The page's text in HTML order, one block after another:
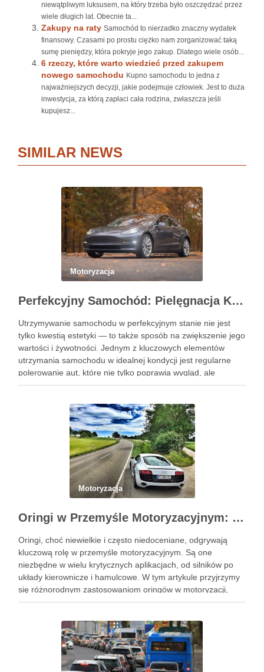
niewątpliwym luksusem, na który trzeba było oszczędzać przez
wiele długich lat. Obecnie ta...
Zakupy na raty Samochód to nierzadko znaczny wydatek
finansowy. Czasami po prostu ciężko nam zorganizować taką
sumę pieniędzy, która pokryje jego zakup. Dlatego wiele osób...
6 rzeczy, które warto wiedzieć przed zakupem
nowego samochodu Kupno samochodu to jedna z
najważniejszych decyzji, jakie podejmuje człowiek. Jest to duża
inwestycja, za którą zapłaci cała rodzina, zwłaszcza jeśli
kupujesz...
SIMILAR NEWS
Motoryzacja
Perfekcyjny Samochód: Pielęgnacja Krok po Kroku
Utrzymywanie samochodu w perfekcyjnym stanie nie jest
tylko kwestią estetyki — to także sposób na zwiększenie jego
wartości i żywotności. Jednym z kluczowych elementów
utrzymania samochodu w idealnej kondycji jest regularne
polerowanie aut, które nie tylko poprawia wygląd, ale
również chroni lakier. Poniżej znajdziesz kompleksowy
Motoryzacja
Oringi w Przemyśle Motoryzacyjnym: Kluczowe Zastosowania i Specyficzne Wymagania
Oringi, choć niewielkie i często niedoceniane, odgrywają
kluczową rolę w przemyśle motoryzacyjnym. Są one
niezbędne w wielu krytycznych aplikacjach, od silników po
układy kierownicze i hamulcowe. W tym artykule przyjrzymy
się różnorodnym zastosowaniom oringów w motoryzacji,
analizując ich kluczowe role i specyficzne wymagania.